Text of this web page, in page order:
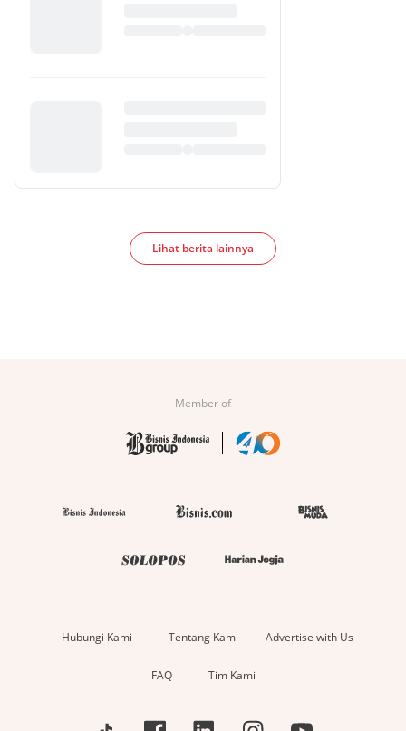
Lihat berita lainnya
Member of
Hubungi Kami Tentang Kami Advertise with Us
FAQ Tim Kami